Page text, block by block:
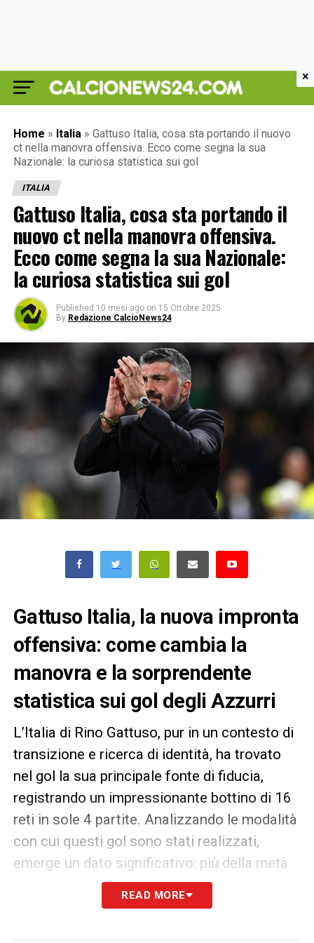
Home » Italia » Gattuso Italia, cosa sta portando il nuovo
ct nella manovra offensiva. Ecco come segna la sua
Nazionale: la curiosa statistica sui gol
ITALIA
Gattuso Italia, cosa sta portando il
nuovo ct nella manovra offensiva.
Ecco come segna la sua Nazionale:
la curiosa statistica sui gol
Published 10 mesi ago on 15 Ottobre 2025
By Redazione CalcioNews24
Gattuso Italia, la nuova impronta
offensiva: come cambia la
manovra e la sorprendente
statistica sui gol degli Azzurri
L’Italia di Rino Gattuso, pur in un contesto di
transizione e ricerca di identità, ha trovato
nel gol la sua principale fonte di fiducia,
registrando un impressionante bottino di 16
reti in sole 4 partite. Analizzando le modalità
con cui questi gol sono stati realizzati,
emerge un dato significativo: più della metà
delle marcature provengono da conclusioni
dalla distanza o da colpi di testa. Questa
READ MORE
×